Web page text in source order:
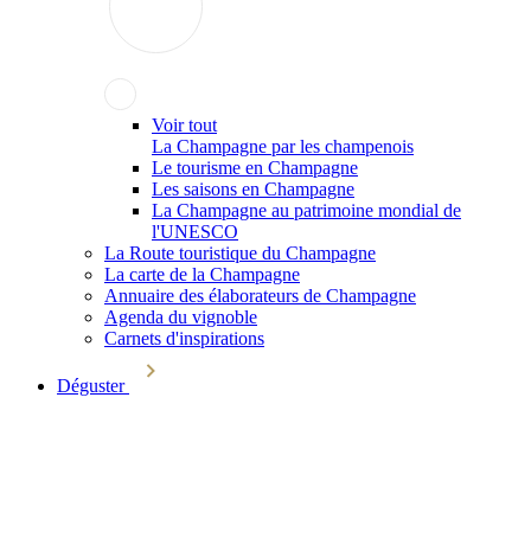
Voir tout
La Champagne par les champenois
Le tourisme en Champagne
Les saisons en Champagne
La Champagne au patrimoine mondial de
l'UNESCO
La Route touristique du Champagne
La carte de la Champagne
Annuaire des élaborateurs de Champagne
Agenda du vignoble
Carnets d'inspirations
Déguster